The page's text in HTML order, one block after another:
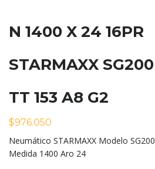
N 1400 X 24 16PR
STARMAXX SG200
TT 153 A8 G2
$976.050
Neumático STARMAXX Modelo SG200
Medida 1400 Aro 24